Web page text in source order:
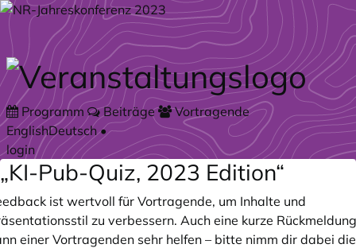
Zum Hauptteil springen
Programm Beiträge
Vortragende
EnglishDeutsch•
login
„KI-Pub-Quiz, 2023 Edition“
ist wertvoll für Vortragende, um Inhalte und
zu verbessern. Auch eine kurze Rückmeldung
einer Vortragenden sehr helfen – bitte nimm dir dabei die